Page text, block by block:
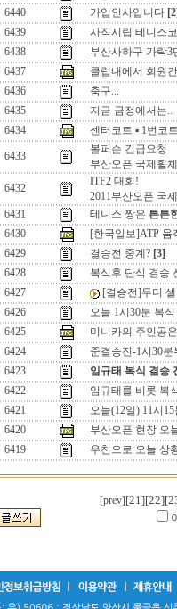
6440
가입인사입니다
6439
사직시립 테니스
6438
부산사하구 가락
6437
클럽내에서 회원
6436
축구...
6435
지금 금정에서는..
6434
센터코트 ▪ 1번코
6433
볼퍼슨 긴급요청
부산오픈 국제휠
6432
ITF2 대회!
2011부산오픈 국
6431
테니스 짱은 튼튼
6430
[한국일보]ATP 움
6429
결승전 중계? [3]
6428
복식후 단식 결승
6427
[결승전]두디
6426
오늘 1시30분 복
6425
미니카의 주인공
6424
준결승전-1시30
6423
임규태 복식 결승
6422
임규태를 비롯 복
6421
오늘(12일) 11시
6420
부산오픈 현장 오
6419
우천으로 오늘 상
[prev] [21][22]